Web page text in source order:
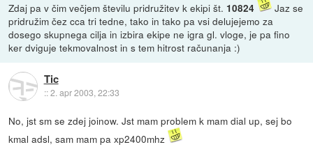
Zdaj pa v čim večjem številu pridružitev k ekipi št. 10824
Jaz se
pridružim čez cca tri tedne, tako in tako pa vsi delujejemo za
dosego skupnega cilja in izbira ekipe ne igra gl. vloge, je pa fino
ker dviguje tekmovalnost in s tem hitrost računanja :)
Tic
::2. apr 2003, 22:33
No, jst sm se zdej joinow. Jst mam problem k mam dial up, sej bo
kmal adsl, sam mam pa xp2400mhz